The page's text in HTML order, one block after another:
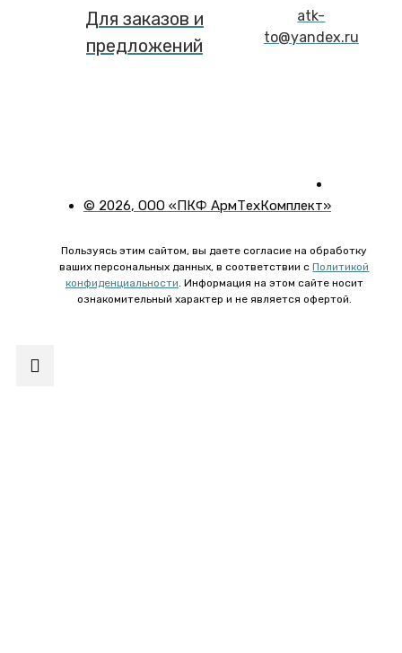
Для заказов и
предложений
atk-
to@yandex.ru
© 2026, ООО «ПКФ АрмТехКомплект»
Пользуясь этим сайтом, вы даете согласие на обработку
ваших персональных данных, в соответствии сПолитикой
конфиденциальности. Информация на этом сайте носит
ознакомительный характер и не является офертой.